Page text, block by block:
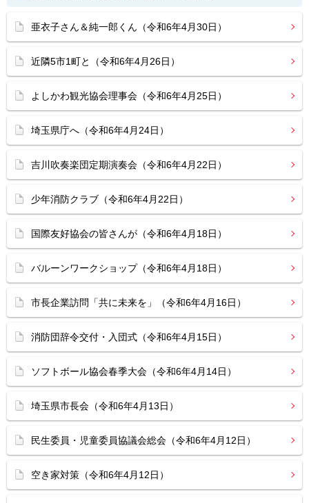
亜衣子さん＆純一郎くん（令和6年4月30日）
近隣5市1町と（令和6年4月26日）
よしかわ観光協会理事会（令和6年4月25日）
埼玉県庁へ（令和6年4月24日）
吉川吹奏楽団定期演奏会（令和6年4月22日）
少年消防クラブ（令和6年4月22日）
国際友好協会の皆さんが（令和6年4月18日）
バルーンワークショップ（令和6年4月18日）
市長企業訪問「共に未来を」（令和6年4月16日）
消防団辞令交付・入団式（令和6年4月15日）
ソフトボール協会春季大会（令和6年4月14日）
埼玉県市長会（令和6年4月13日）
民生委員・児童委員協議会総会（令和6年4月12日）
空き家対策（令和6年4月12日）